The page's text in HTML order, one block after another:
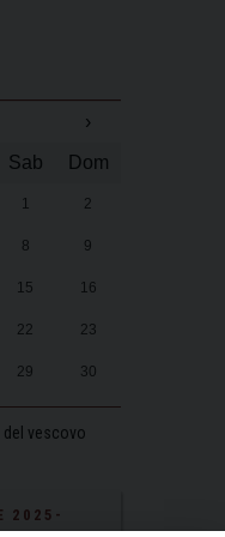
›
Sab Dom
1 2
8 9
15 16
22 23
29 30
del vescovo
2025-